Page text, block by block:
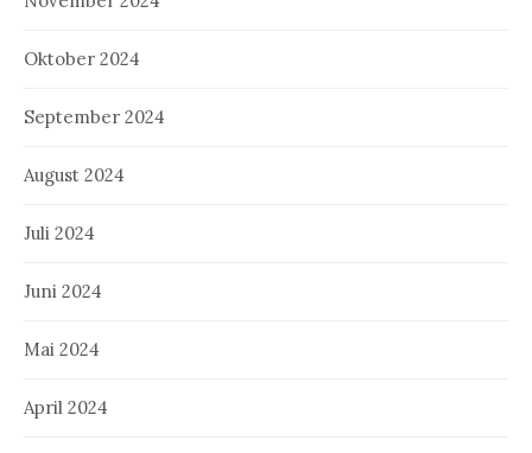
Oktober 2024
September 2024
August 2024
Juli 2024
Juni 2024
Mai 2024
April 2024